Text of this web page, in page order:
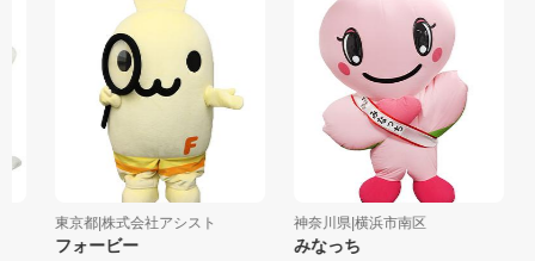
東京都|株式会社アシスト
フォービー
神奈川県|横浜市南区
みなっち